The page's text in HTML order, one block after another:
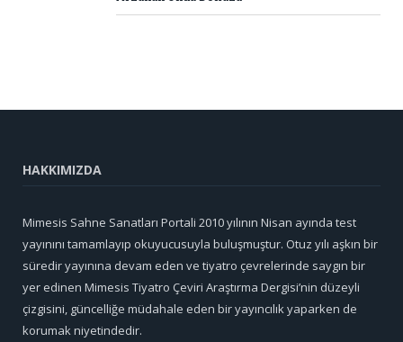
HAKKIMIZDA
Mimesis Sahne Sanatları Portali 2010 yılının Nisan ayında test
yayınını tamamlayıp okuyucusuyla buluşmuştur. Otuz yılı aşkın bir
süredir yayınına devam eden ve tiyatro çevrelerinde saygın bir
yer edinen Mimesis Tiyatro Çeviri Araştırma Dergisi’nin düzeyli
çizgisini, güncelliğe müdahale eden bir yayıncılık yaparken de
korumak niyetindedir.